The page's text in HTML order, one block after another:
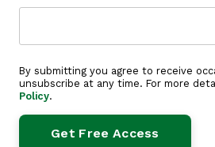
By submitting you agree to receive
unsubscribe at any time. For more
Policy.